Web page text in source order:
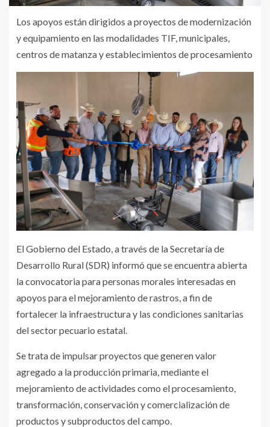
Los apoyos están dirigidos a proyectos de modernización
y equipamiento en las modalidades TIF, municipales,
centros de matanza y establecimientos de procesamiento
El Gobierno del Estado, a través de la Secretaría de
Desarrollo Rural (SDR) informó que se encuentra abierta
la convocatoria para personas morales interesadas en
apoyos para el mejoramiento de rastros, a fin de
fortalecer la infraestructura y las condiciones sanitarias
del sector pecuario estatal.
Se trata de impulsar proyectos que generen valor
agregado a la producción primaria, mediante el
mejoramiento de actividades como el procesamiento,
transformación, conservación y comercialización de
productos y subproductos del campo.